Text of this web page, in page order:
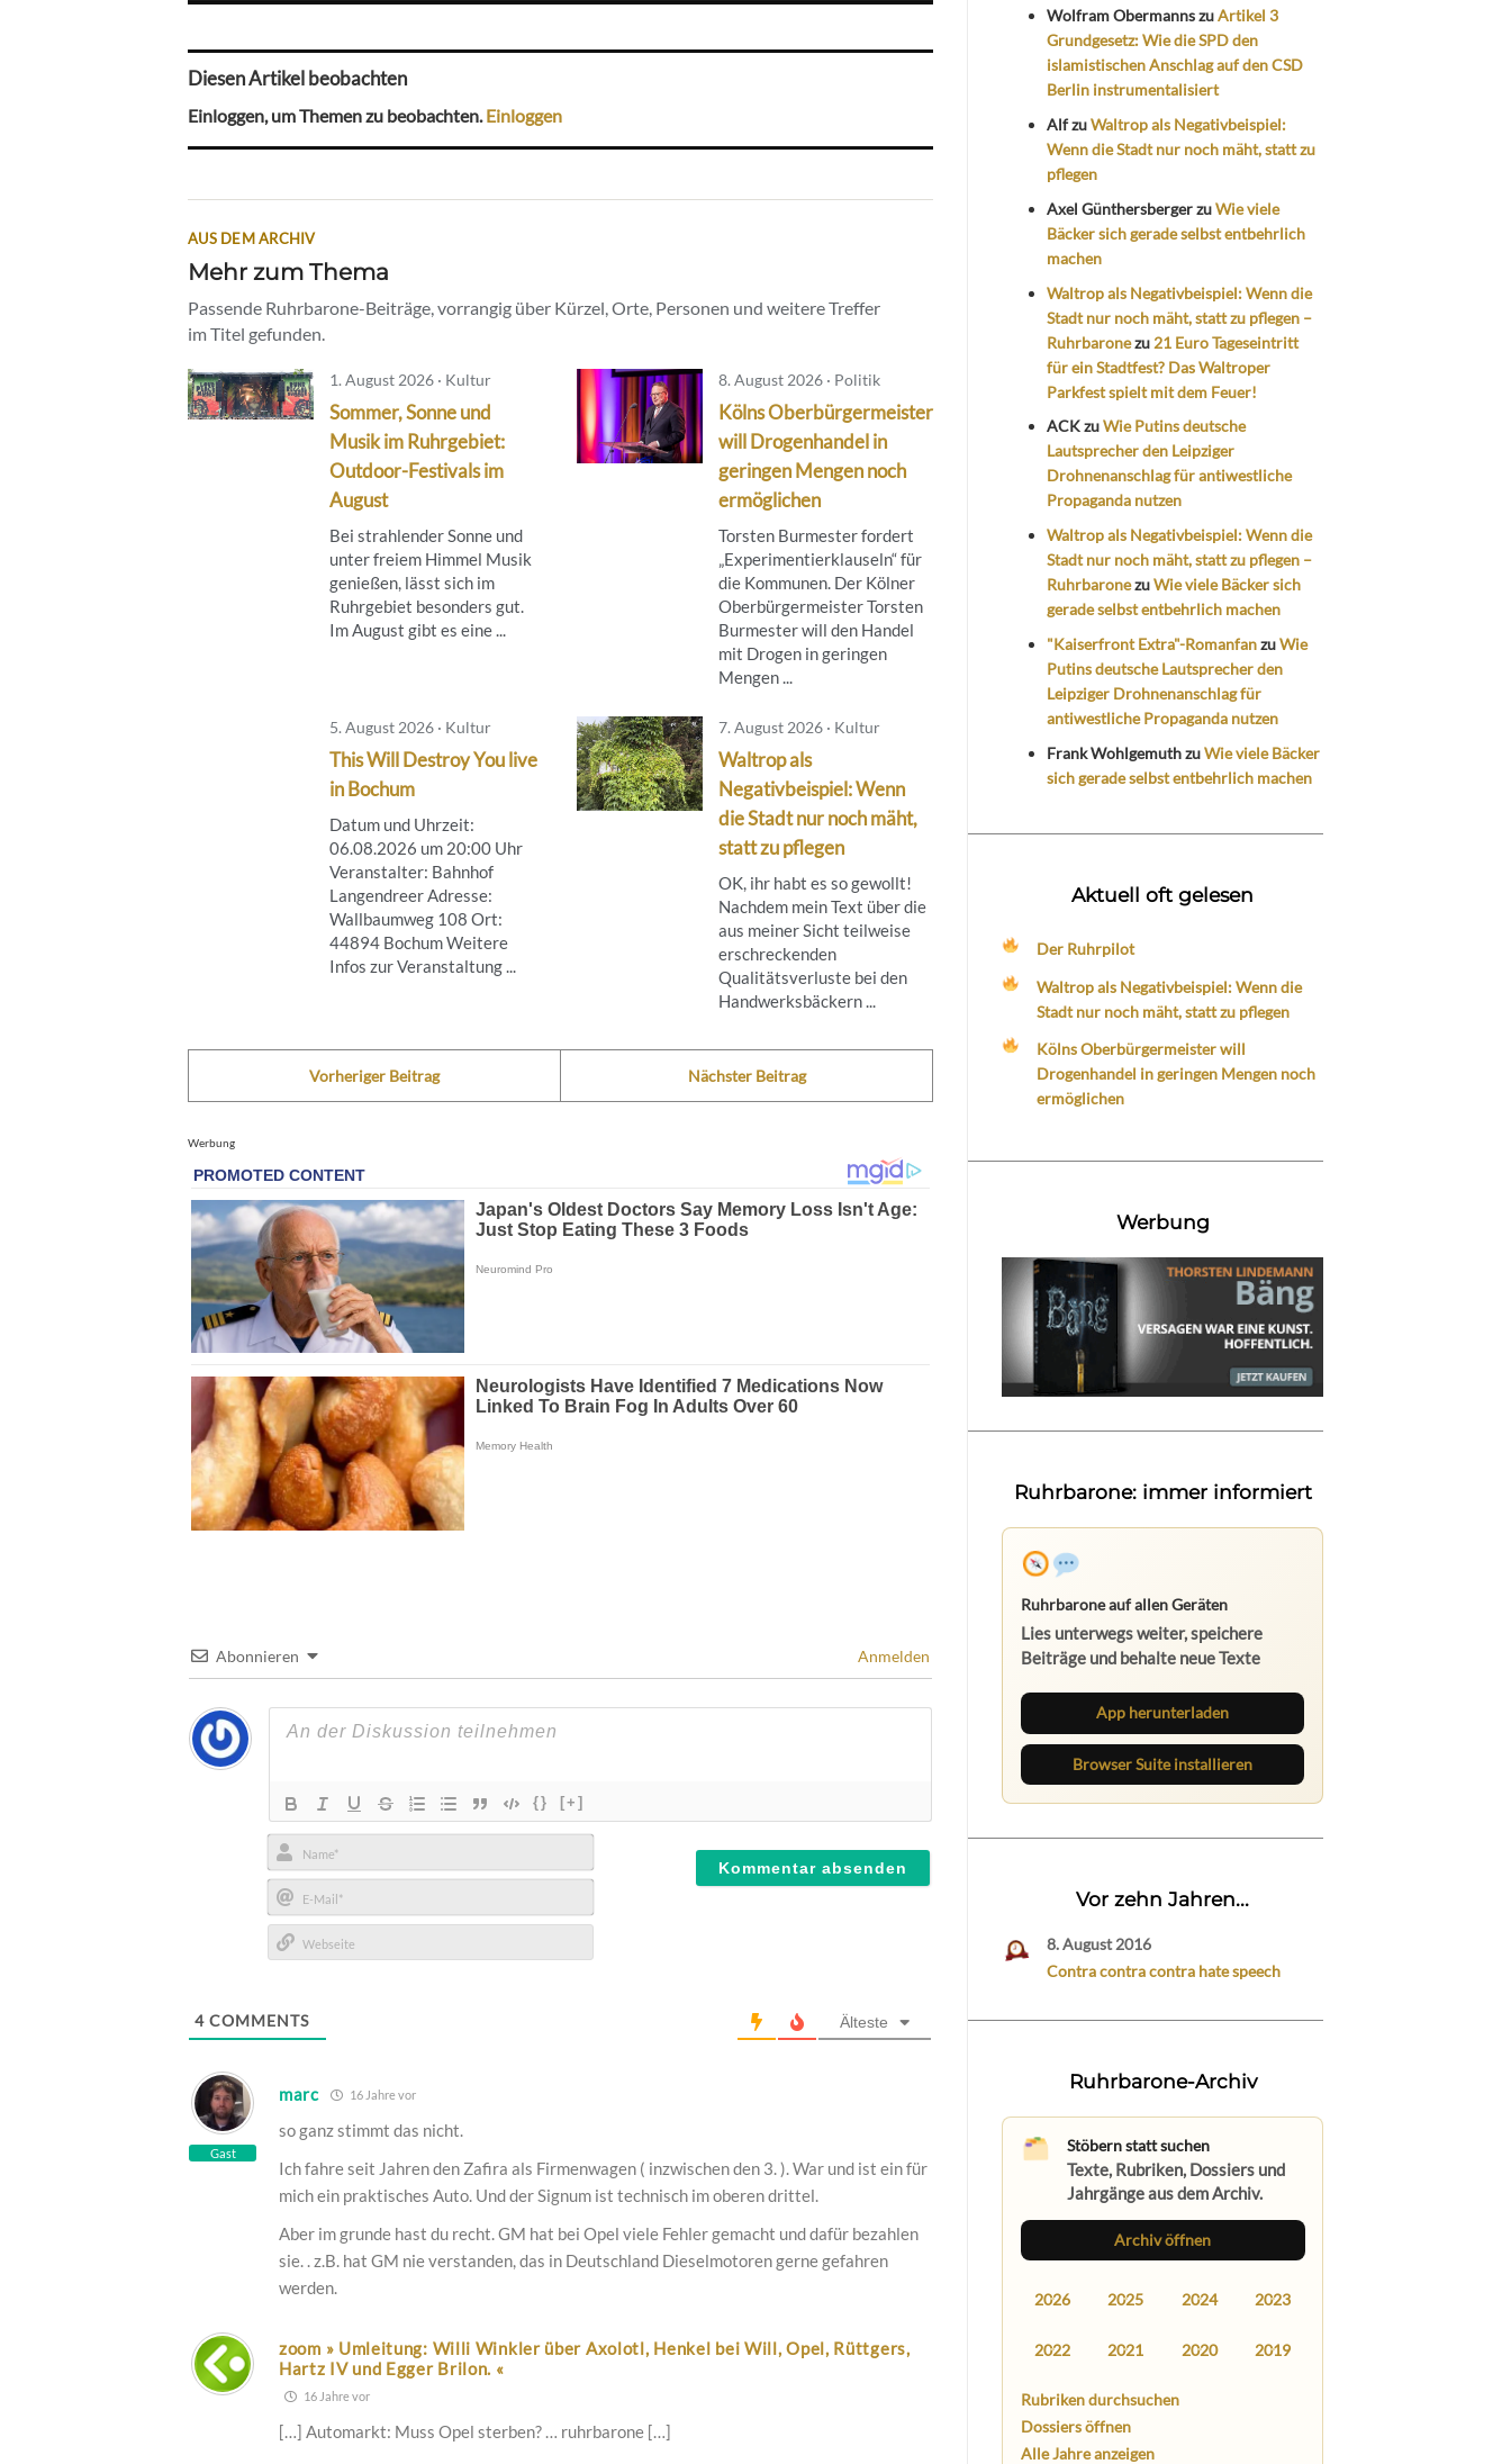
Diesen Artikel beobachten
Einloggen, um Themen zu beobachten.Einloggen
AUS DEM ARCHIV
Mehr zum Thema
Passende Ruhrbarone-Beiträge, vorrangig über Kürzel, Orte, Personen und weitere Treffer
im Titel gefunden.
1. August 2026 · Kultur
Sommer, Sonne und
Musik im Ruhrgebiet:
Outdoor-Festivals im
August
Bei strahlender Sonne und
unter freiem Himmel Musik
genießen, lässt sich im
Ruhrgebiet besonders gut.
Im August gibt es eine ...
8. August 2026 · Politik
Kölns Oberbürgermeister
will Drogenhandel in
geringen Mengen noch
ermöglichen
Torsten Burmester fordert
„Experimentierklauseln“ für
die Kommunen. Der Kölner
Oberbürgermeister Torsten
Burmester will den Handel
mit Drogen in geringen
Mengen ...
5. August 2026 · Kultur
This Will Destroy You live
in Bochum
Datum und Uhrzeit:
06.08.2026 um 20:00 Uhr
Veranstalter: Bahnhof
Langendreer Adresse:
Wallbaumweg 108 Ort:
44894 Bochum Weitere
Infos zur Veranstaltung ...
7. August 2026 · Kultur
Waltrop als
Negativbeispiel: Wenn
die Stadt nur noch mäht,
statt zu pflegen
OK, ihr habt es so gewollt!
Nachdem mein Text über die
aus meiner Sicht teilweise
erschreckenden
Qualitätsverluste bei den
Handwerksbäckern ...
Vorheriger Beitrag Nächster Beitrag
Werbung
Abonnieren Anmelden
{} [+]
Name*
E-
Mail*
4 COMMENTS Älteste
Gast
marc 16 Jahre vor
so ganz stimmt das nicht.
Ich fahre seit Jahren den Zafira als Firmenwagen ( inzwischen den 3. ). War und ist ein für
mich ein praktisches Auto. Und der Signum ist technisch im oberen drittel.
Aber im grunde hast du recht. GM hat bei Opel viele Fehler gemacht und dafür bezahlen
sie. . z.B. hat GM nie verstanden, das in Deutschland Dieselmotoren gerne gefahren
werden.
zoom » Umleitung: Willi Winkler über Axolotl, Henkel bei Will, Opel, Rüttgers,
Hartz IV und Egger Brilon. «
16 Jahre vor
[…] Automarkt: Muss Opel sterben? … ruhrbarone […]
Wolfram ObermannszuArtikel 3
Grundgesetz: Wie die SPD den
islamistischen Anschlag auf den CSD
Berlin instrumentalisiert
AlfzuWaltrop als Negativbeispiel:
Wenn die Stadt nur noch mäht, statt zu
pflegen
Axel GünthersbergerzuWie viele
Bäcker sich gerade selbst entbehrlich
machen
Waltrop als Negativbeispiel: Wenn die
Stadt nur noch mäht, statt zu pflegen –
Ruhrbaronezu 21 Euro Tageseintritt
für ein Stadtfest? Das Waltroper
Parkfest spielt mit dem Feuer!
ACKzuWie Putins deutsche
Lautsprecher den Leipziger
Drohnenanschlag für antiwestliche
Propaganda nutzen
Waltrop als Negativbeispiel: Wenn die
Stadt nur noch mäht, statt zu pflegen –
RuhrbaronezuWie viele Bäcker sich
gerade selbst entbehrlich machen
"Kaiserfront Extra"-RomanfanzuWie
Putins deutsche Lautsprecher den
Leipziger Drohnenanschlag für
antiwestliche Propaganda nutzen
Frank WohlgemuthzuWie viele Bäcker
sich gerade selbst entbehrlich machen
Aktuell oft gelesen
Der Ruhrpilot
Waltrop als Negativbeispiel: Wenn die
Stadt nur noch mäht, statt zu pflegen
Kölns Oberbürgermeister will
Drogenhandel in geringen Mengen noch
ermöglichen
Werbung
Ruhrbarone: immer informiert
Ruhrbarone auf allen Geräten
Lies unterwegs weiter, speichere
Beiträge und behalte neue Texte
App herunterladen
Browser Suite installieren
Vor zehn Jahren...
8. August 2016
Contra contra contra hate speech
Ruhrbarone-Archiv
Stöbern statt suchen
Texte, Rubriken, Dossiers und
Jahrgänge aus dem Archiv.
Archiv öffnen
2026 2025 2024 2023
2022 2021 2020 2019
Rubriken durchsuchen
Dossiers öffnen
Alle Jahre anzeigen